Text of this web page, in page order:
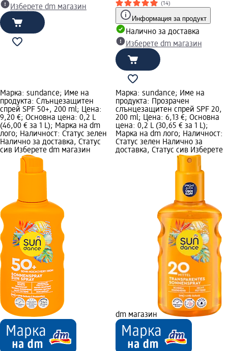
Изберете dm магазин
(14)
Информация за продукт
Налично за доставка
Изберете dm магазин
Марка: sundance; Име на
продукта: Слънцезащитен
спрей SPF 50+, 200 ml; Цена:
9,20 €; Основна цена: 0,2 L
(46,00 € за 1 L); Марка на dm
лого; Наличност: Статус зелен
Налично за доставка, Статус
сив Изберете dm магазин
Марка: sundance; Име на
продукта: Прозрачен
слънцезащитен спрей SPF 20,
200 ml; Цена: 6,13 €; Основна
цена: 0,2 L (30,65 € за 1 L);
Марка на dm лого; Наличност:
Статус зелен Налично за
доставка, Статус сив Изберете
dm магазин